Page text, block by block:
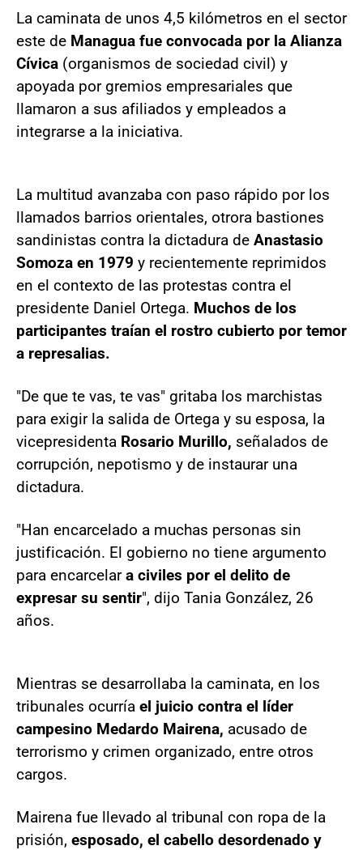
La caminata de unos 4,5 kilómetros en el sector
este de Managua fue convocada por la Alianza
Cívica (organismos de sociedad civil) y
apoyada por gremios empresariales que
llamaron a sus afiliados y empleados a
integrarse a la iniciativa.
La multitud avanzaba con paso rápido por los
llamados barrios orientales, otrora bastiones
sandinistas contra la dictadura de Anastasio
Somoza en 1979 y recientemente reprimidos
en el contexto de las protestas contra el
presidente Daniel Ortega. Muchos de los
participantes traían el rostro cubierto por temor
a represalias.
"De que te vas, te vas" gritaba los marchistas
para exigir la salida de Ortega y su esposa, la
vicepresidenta Rosario Murillo, señalados de
corrupción, nepotismo y de instaurar una
dictadura.
"Han encarcelado a muchas personas sin
justificación. El gobierno no tiene argumento
para encarcelara civiles por el delito de
expresar su sentir", dijo Tania González, 26
años.
Mientras se desarrollaba la caminata, en los
tribunales ocurría el juicio contra el líder
campesino Medardo Mairena, acusado de
terrorismo y crimen organizado, entre otros
cargos.
Mairena fue llevado al tribunal con ropa de la
prisión, esposado, el cabello desordenado y